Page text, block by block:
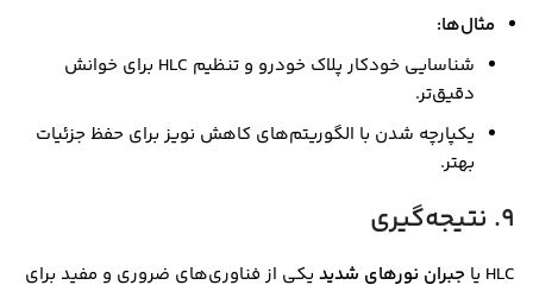
مثال‌ها:
شناسایی خودکار پلاک خودرو و تنظیم HLC برای خوانش
دقیق‌تر.
یکپارچه شدن با الگوریتم‌های کاهش نویز برای حفظ جزئیات
بهتر.
9. نتیجه‌گیری
HLC یا جبران نورهای شدید یکی از فناوری‌های ضروری و مفید برای